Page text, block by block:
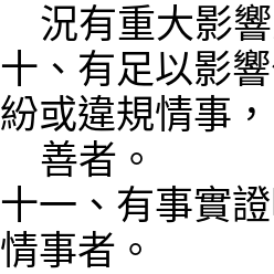
十、有足以影
紛或違規情事
十一、有事實
情事者。